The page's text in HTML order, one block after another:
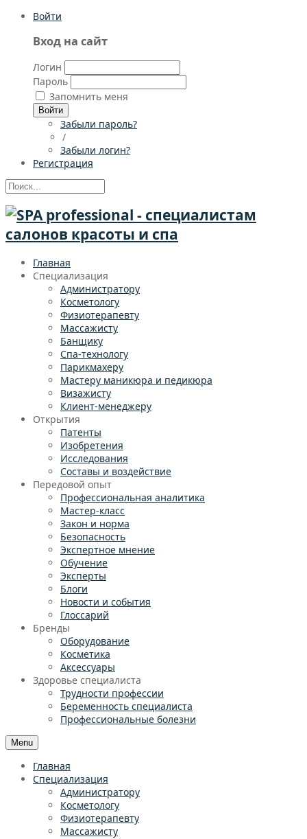
Войти
Вход на сайт
Логин
Пароль
Запомнить меня
Войти
Забыли пароль?
/
Забыли логин?
Регистрация
Главная
Специализация
Администратору
Косметологу
Физиотерапевту
Массажисту
Банщику
Спа-технологу
Парикмахеру
Мастеру маникюра и педикюра
Визажисту
Клиент-менеджеру
Открытия
Патенты
Изобретения
Исследования
Составы и воздействие
Передовой опыт
Профессиональная аналитика
Мастер-класс
Закон и норма
Безопасность
Экспертное мнение
Обучение
Эксперты
Блоги
Новости и события
Глоссарий
Бренды
Оборудование
Косметика
Аксессуары
Здоровье специалиста
Трудности профессии
Беременность специалиста
Профессиональные болезни
Menu
Главная
Специализация
Администратору
Косметологу
Физиотерапевту
Массажисту